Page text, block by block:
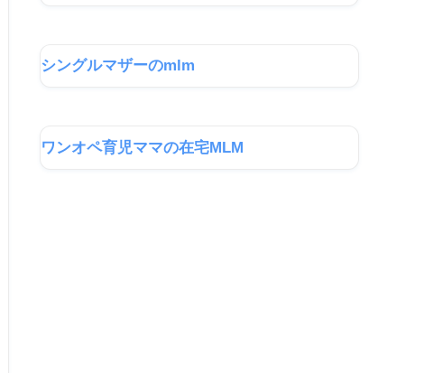
シングルマザーのmlm
ワンオペ育児ママの在宅MLM